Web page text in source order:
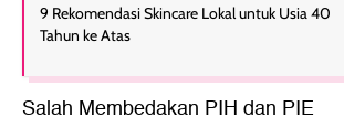
9 Rekomendasi Skincare Lokal untuk Usia 40
Tahun ke Atas
Salah Membedakan PIH dan PIE